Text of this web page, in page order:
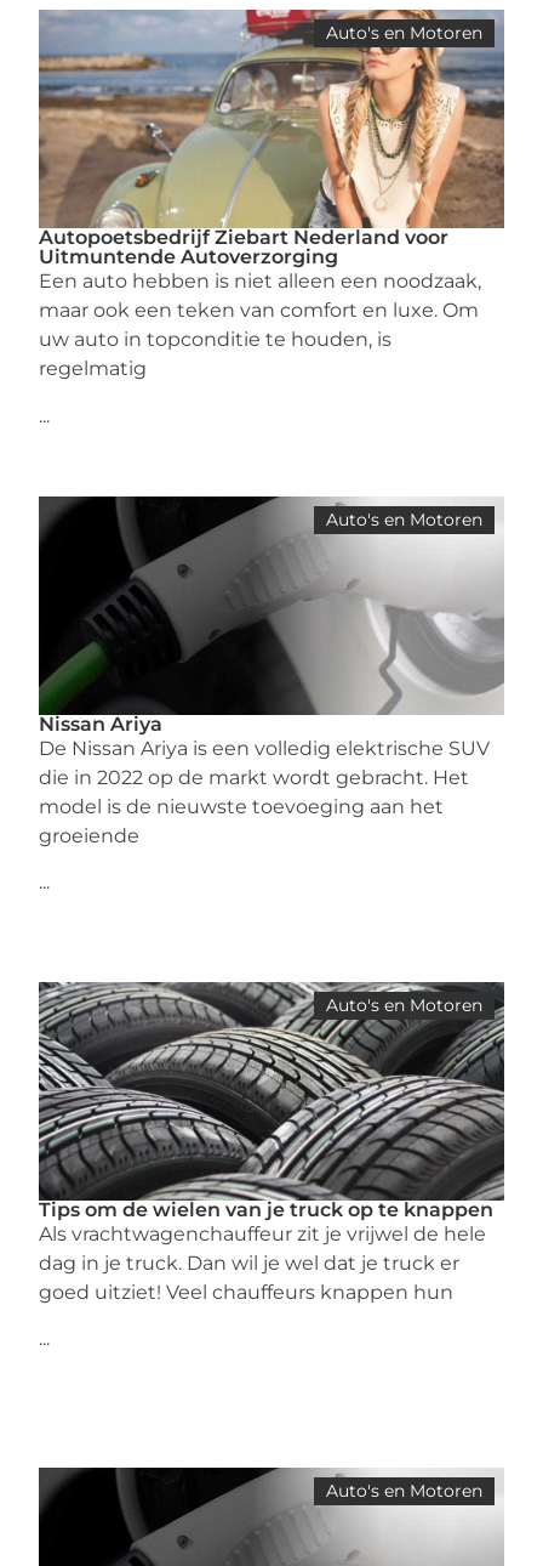
Auto's en Motoren
Autopoetsbedrijf Ziebart Nederland voor
Uitmuntende Autoverzorging
Een auto hebben is niet alleen een noodzaak,
maar ook een teken van comfort en luxe. Om
uw auto in topconditie te houden, is
regelmatig
...
Auto's en Motoren
Nissan Ariya
De Nissan Ariya is een volledig elektrische SUV
die in 2022 op de markt wordt gebracht. Het
model is de nieuwste toevoeging aan het
groeiende
...
Auto's en Motoren
Tips om de wielen van je truck op te knappen
Als vrachtwagenchauffeur zit je vrijwel de hele
dag in je truck. Dan wil je wel dat je truck er
goed uitziet! Veel chauffeurs knappen hun
...
Auto's en Motoren